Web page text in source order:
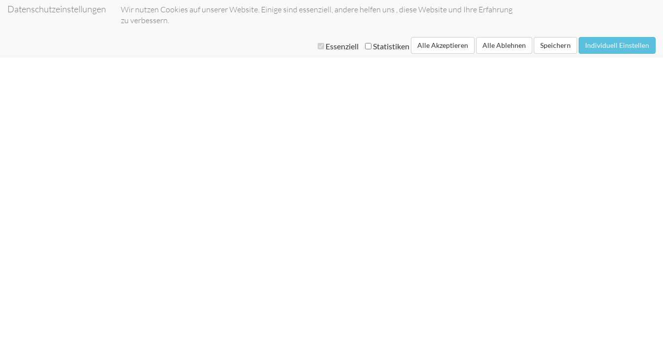
Datenschutzeinstellungen
Wir nutzen Cookies auf unserer Website. Einige sind essenziell, andere helfen uns , diese Website und Ihre Erfahrung
zu verbessern.
Essenziell Statistiken Alle Akzeptieren Alle Ablehnen Speichern Individuell Einstellen